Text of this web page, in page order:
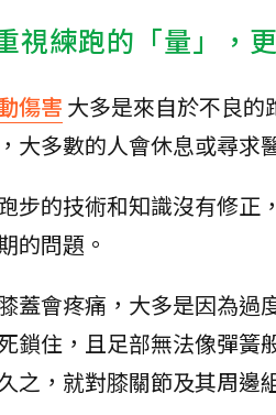
視練跑的「量」，
傷害 大多是來自於不良的
大多數的人會休息或尋求
步的技術和知識沒有修正
的問題。
蓋會疼痛，大多是因為過
鎖住，且足部無法像彈簧
之，就對膝關節及其周邊